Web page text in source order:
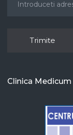
Clinica Medicum